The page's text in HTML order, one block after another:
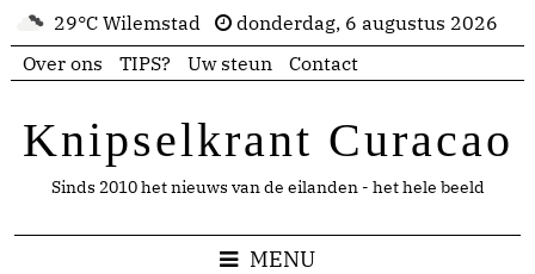
29°C Wilemstad
donderdag, 6 augustus 2026
Over ons
TIPS? Uw steun Contact
Knipselkrant Curacao
Sinds 2010 het nieuws van de eilanden - het hele beeld
MENU